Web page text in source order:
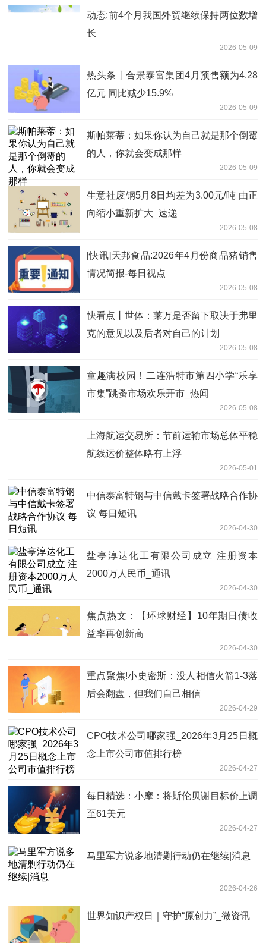
动态:前4个月我国外贸继续保持两位数增
长
2026-05-09
热头条丨合景泰富集团4月预售额为4.28
亿元 同比减少15.9%
2026-05-09
斯帕莱蒂：如果你认为自己就是那个倒霉
的人，你就会变成那样
2026-05-09
生意社废钢5月8日均差为3.00元/吨 由正
向缩小重新扩大_速递
2026-05-08
[快讯]天邦食品:2026年4月份商品猪销售
情况简报-每日视点
2026-05-08
快看点丨世体：莱万是否留下取决于弗里
克的意见以及后者对自己的计划
2026-05-08
童趣满校园！二连浩特市第四小学“乐享
市集”跳蚤市场欢乐开市_热闻
2026-05-08
上海航运交易所：节前运输市场总体平稳
航线运价整体略有上浮
2026-05-01
中信泰富特钢与中信戴卡签署战略合作协
议 每日短讯
2026-04-30
盐亭淳达化工有限公司成立 注册资本
2000万人民币_通讯
2026-04-30
焦点热文：【环球财经】10年期日债收
益率再创新高
2026-04-30
重点聚焦!小史密斯：没人相信火箭1-3落
后会翻盘，但我们自己相信
2026-04-29
CPO技术公司哪家强_2026年3月25日概
念上市公司市值排行榜
2026-04-27
每日精选：小摩：将斯伦贝谢目标价上调
至61美元
2026-04-27
马里军方说多地清剿行动仍在继续|消息
2026-04-26
世界知识产权日｜守护“原创力”_微资讯